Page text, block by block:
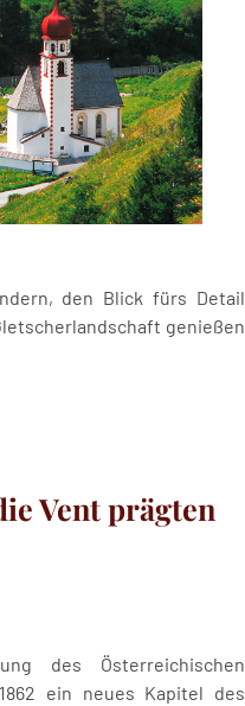
den Blick fürs Detail
genießen
Vent prägten
des Österreichischen
ein neues Kapitel des